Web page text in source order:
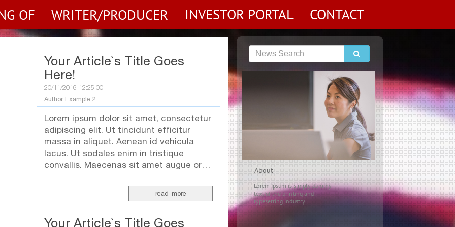
OF WRITER/PRODUCER CONTACT
INVESTOR PORTAL
About
Lorem Ipsum is simply dummy
text of the printing and
typesetting industry
Your Article`s Title Goes
Here!
20/11/2016 12:25:00
Author Example 2
Lorem ipsum dolor sit amet, consectetur
adipiscing elit. Ut tincidunt efficitur
massa in aliquet. Aenean id vehicula
lacus. Ut sodales enim in tristique
convallis. Maecenas sit amet augue orci.
accumsan eu maximus in, ultricies vel
magna. Ut posuere sem at posuere
congue malesuada. Vivamus euismod
read-more
Your Article`s Title Goes